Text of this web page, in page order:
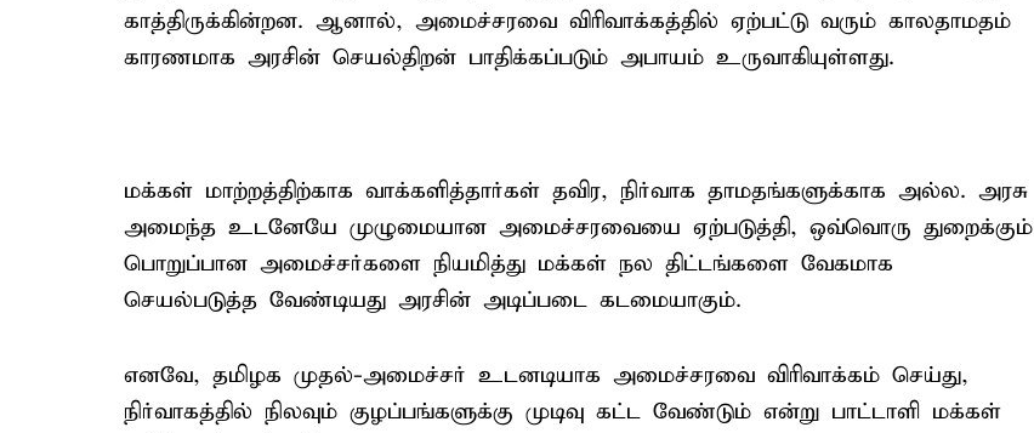
காத்திருக்கின்றன. ஆனால், அமைச்சரவை விரிவாக்கத்தில் ஏற்பட்டு வரும் காலதாமதம்
காரணமாக அரசின் செயல்திறன் பாதிக்கப்படும் அபாயம் உருவாகியுள்ளது.
மக்கள் மாற்றத்திற்காக வாக்களித்தார்கள் தவிர, நிர்வாக தாமதங்களுக்காக அல்ல. அரசு
அமைந்த உடனேயே முழுமையான அமைச்சரவையை ஏற்படுத்தி, ஒவ்வொரு துறைக்கும்
பொறுப்பான அமைச்சர்களை நியமித்து மக்கள் நல திட்டங்களை வேகமாக
செயல்படுத்த வேண்டியது அரசின் அடிப்படை கடமையாகும்.
எனவே, தமிழக முதல்-அமைச்சர் உடனடியாக அமைச்சரவை விரிவாக்கம் செய்து,
நிர்வாகத்தில் நிலவும் குழப்பங்களுக்கு முடிவு கட்ட வேண்டும் என்று பாட்டாளி மக்கள்